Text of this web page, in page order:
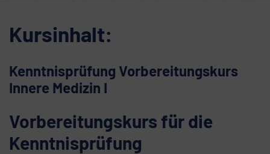
Kursinhalt:
Kenntnisprüfung Vorbereitungskurs
Innere Medizin I
Vorbereitungskurs für die
Kenntnisprüfung